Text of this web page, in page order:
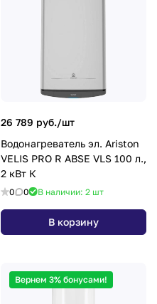
26 789 руб./шт
Водонагреватель эл. Ariston
VELIS PRO R ABSE VLS 100 л.,
2 кВт К
0 0 В наличии: 2 шт
В корзину
Вернем 3% бонусами!